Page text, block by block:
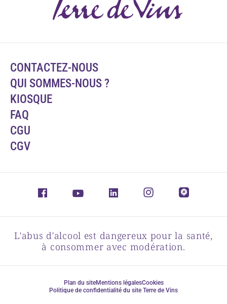
CONTACTEZ-NOUS
QUI SOMMES-NOUS ?
KIOSQUE
FAQ
CGU
CGV
L'abus d'alcool est dangereux pour la santé,
à consommer avec modération.
Plan du siteMentions légalesCookies
Politique de confidentialité du site Terre de Vins